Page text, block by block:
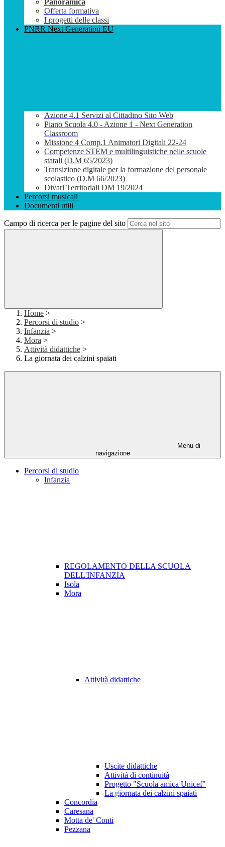
Panoramica
Offerta formativa
I progetti delle classi
PNRR Next Generation EU
Azione 4.1 Servizi al Cittadino Sito Web
Piano Scuola 4.0 - Azione 1 - Next Generation
Classroom
Missione 4 Comp.1 Animatori Digitali 22-24
Competenze STEM e multilinguistiche nelle scuole
statali (D.M 65/2023)
Transizione digitale per la formazione del personale
scolastico (D.M 66/2023)
Divari Territoriali DM 19/2024
Percorsi musicali
Documenti utili
Campo di ricerca per le pagine del sito
Home >
Percorsi di studio >
Infanzia >
Mora >
Attività didattiche >
La giornata dei calzini spaiati
Menu di
navigazione
Percorsi di studio
Infanzia
REGOLAMENTO DELLA SCUOLA
DELL'INFANZIA
Isola
Mora
Attività didattiche
Uscite didattiche
Attività di continuità
Progetto "Scuola amica Unicef"
La giornata dei calzini spaiati
Concordia
Caresana
Motta de' Conti
Pezzana